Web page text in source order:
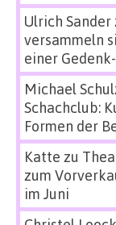
Ulrich Sander
versammeln
einer
Michael
Schachclub:
Formen der
Katte zu
zum
im Juni